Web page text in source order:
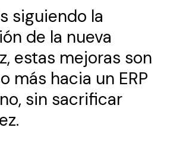
siguiendo la
de la nueva
estas mejoras son
más hacia un ERP
sin sacrificar